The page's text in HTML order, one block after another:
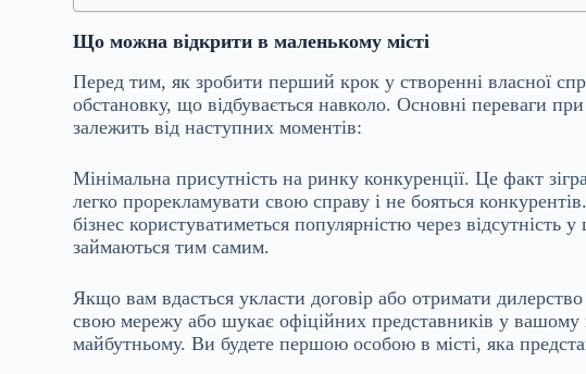
Що можна відкрити в маленькому місті
Перед тим, як зробити перший крок у створенні власної
обстановку, що відбувається навколо. Основні переваги
залежить від наступних моментів:
Мінімальна присутність на ринку конкуренції. Це факт
легко прорекламувати свою справу і не бояться
бізнес користуватиметься популярністю через відсутність
займаються тим самим.
Якщо вам вдасться укласти договір або отримати дилерство
свою мережу або шукає офіційних представників у вашому
майбутньому. Ви будете першою особою в місті, яка